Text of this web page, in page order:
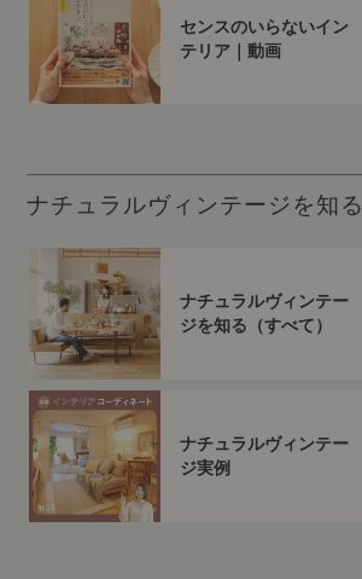
センスのいらないイン
テリア｜動画
ナチュラルヴィンテージを知る
ナチュラルヴィンテー
ジを知る（すべて）
ナチュラルヴィンテー
ジ実例